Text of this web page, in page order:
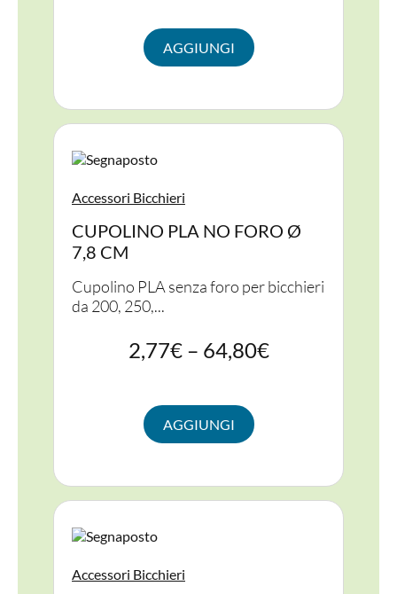
PER LA TAVOLA
CONTENITORI E ASPORTO
FINGER E GELATO
VASSOI E COTTURA
TERMOSALDABILI
PERSONALIZZATI
AGGIUNGI
Accessori Bicchieri
CUPOLINO PLA NO FORO Ø
7,8 CM
Cupolino PLA senza foro per bicchieri
da 200, 250,...
2,77€– 64,80€
AGGIUNGI
Accessori Bicchieri